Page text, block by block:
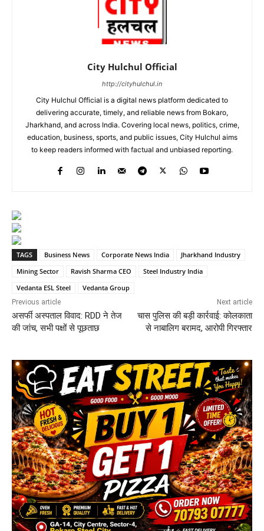
City Hulchul Official
http://cityhulchul.in
City Hulchul Official is a digital news platform dedicated to
delivering accurate, timely, and reliable news from Bokaro,
Jharkhand, and across India. Covering local news, politics, crime,
education, business, sports, and public issues, City Hulchul aims
to keep readers informed with factual and unbiased reporting.
TAGS Business News Corporate News India
Jharkhand Industry
Mining Sector
Ravish Sharma CEO
Steel Industry India
Vedanta ESL Steel
Vedanta Group
Previous article
असर्फी अस्पताल विवाद: RDD ने तेज
की जांच, सभी पक्षों से पूछताछ
Next article
चास पुलिस की बड़ी कार्रवाई: कोलकाता
से नाबालिग बरामद, आरोपी गिरफ्तार